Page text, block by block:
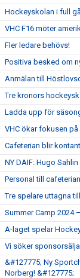
Hockeyskolan i full
VHC F16 möter
Fler ledare behövs!
Positiva besked om
Anmälan till
Tre kronors
Ladda upp för
VHC ökar fokusen
Cafeterian blir
NY DAIF: Hugo Sahlin
Personal till
Tre spelare uttagna
Summer Camp 2024
A-laget spelar
Vi söker
&#127775; Ny
Norberg! &#127775;